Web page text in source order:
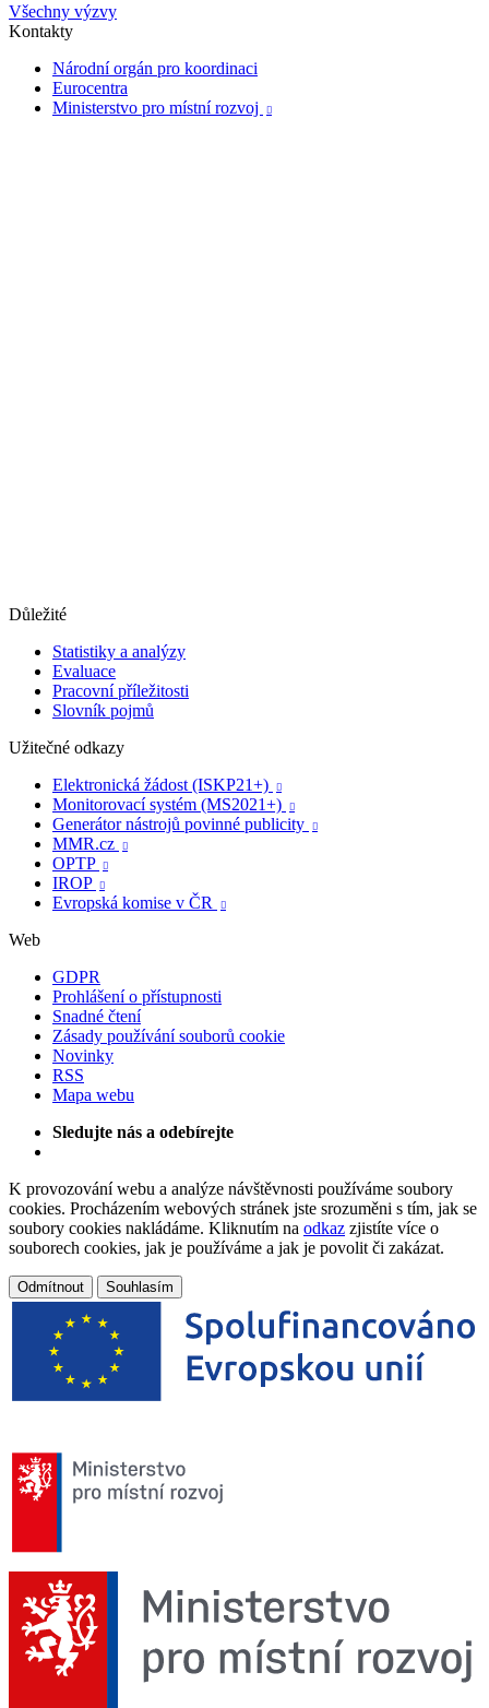
Všechny výzvy
Kontakty
Národní orgán pro koordinaci
Eurocentra
Ministerstvo pro místní rozvoj

Důležité
Statistiky a analýzy
Evaluace
Pracovní příležitosti
Slovník pojmů
Užitečné odkazy
Elektronická žádost (ISKP21+)

Monitorovací systém (MS2021+) 
Generátor nástrojů povinné publicity 
MMR.cz 
OPTP 
IROP 
Evropská komise v ČR 
Web
GDPR
Prohlášení o přístupnosti
Snadné čtení
Zásady používání souborů cookie
Novinky
RSS
Mapa webu
Sledujte nás a odebírejte
K provozování webu a analýze návštěvnosti používáme soubory
cookies. Procházením webových stránek jste srozuměni s tím, jak se
soubory cookies nakládáme. Kliknutím na odkaz zjistíte více o
souborech cookies, jak je používáme a jak je povolit či zakázat.
Odmítnout Souhlasím